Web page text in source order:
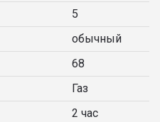
5
обычный
68
Газ
2 час